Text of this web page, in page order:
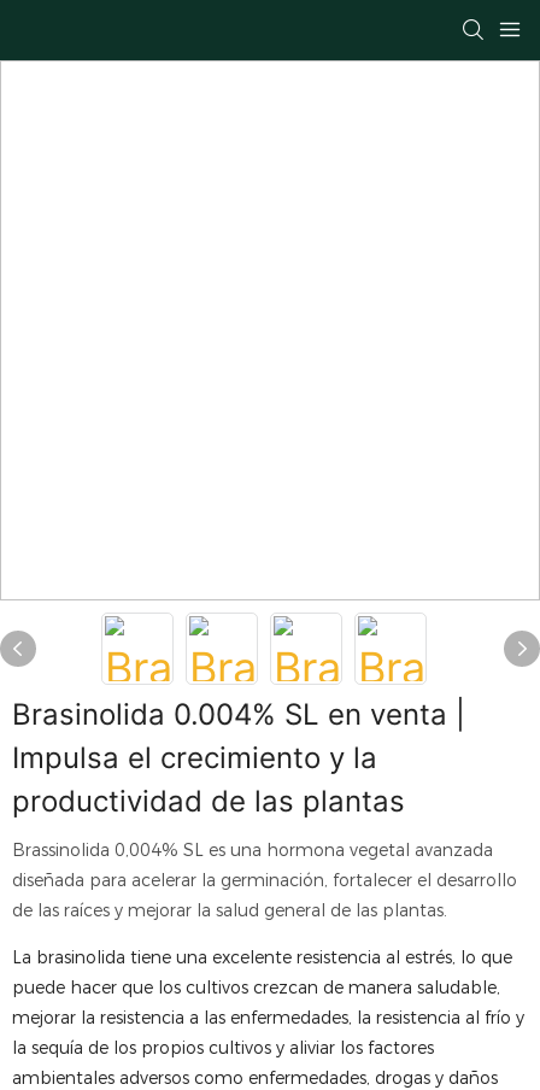
Brasinolida 0.004% SL en venta |
Impulsa el crecimiento y la
productividad de las plantas
Brassinolida 0,004% SL es una hormona vegetal avanzada
diseñada para acelerar la germinación, fortalecer el desarrollo
de las raíces y mejorar la salud general de las plantas.
La brasinolida tiene una excelente resistencia al estrés, lo que
puede hacer que los cultivos crezcan de manera saludable,
mejorar la resistencia a las enfermedades, la resistencia al frío y
la sequía de los propios cultivos y aliviar los factores
ambientales adversos como enfermedades, drogas y daños